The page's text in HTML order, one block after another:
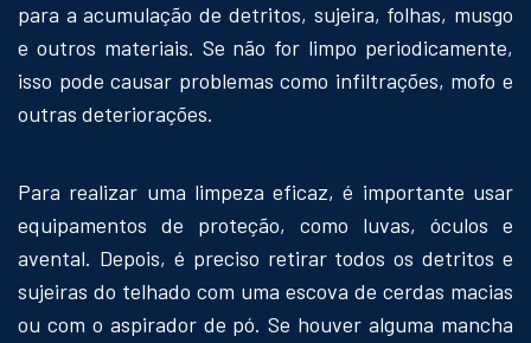
para a acumulação de detritos, sujeira, folhas, musgo
e outros materiais. Se não for limpo periodicamente,
isso pode causar problemas como infiltrações, mofo e
outras deteriorações.
Para realizar uma limpeza eficaz, é importante usar
equipamentos de proteção, como luvas, óculos e
avental. Depois, é preciso retirar todos os detritos e
sujeiras do telhado com uma escova de cerdas macias
ou com o aspirador de pó. Se houver alguma mancha